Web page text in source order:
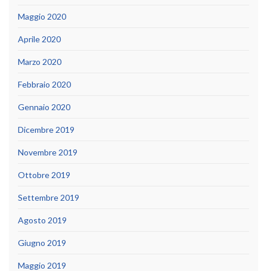
Maggio 2020
Aprile 2020
Marzo 2020
Febbraio 2020
Gennaio 2020
Dicembre 2019
Novembre 2019
Ottobre 2019
Settembre 2019
Agosto 2019
Giugno 2019
Maggio 2019